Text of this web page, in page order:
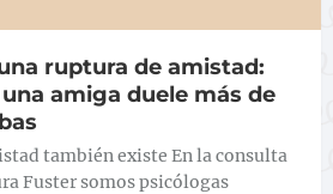
ruptura de amistad:
amiga duele más de
también existe En la consulta
Fuster somos psicólogas